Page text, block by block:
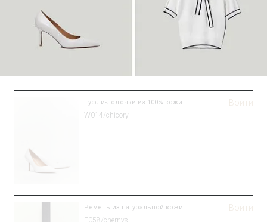
Туфли-лодочки из 100% кожи
W014/chicory
Войти
Ремень из натуральной кожи Войти